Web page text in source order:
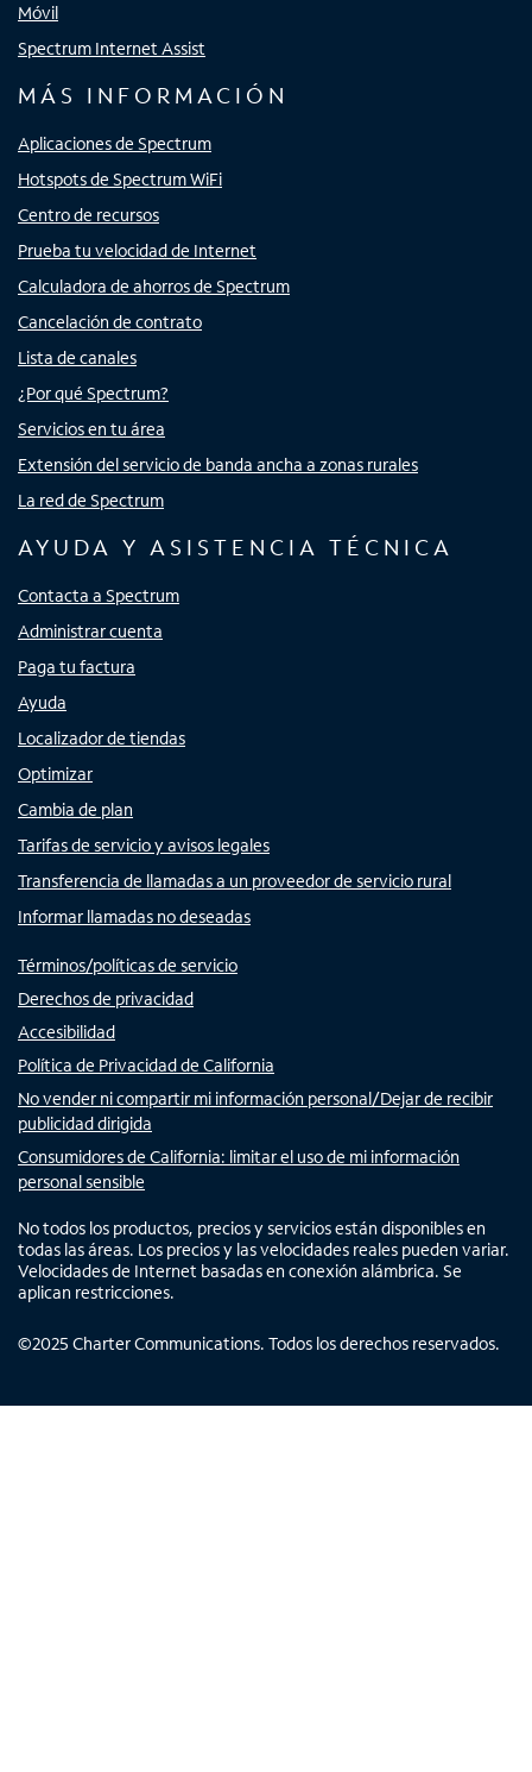
Móvil
Spectrum Internet Assist
MÁS INFORMACIÓN
Aplicaciones de Spectrum
Hotspots de Spectrum WiFi
Centro de recursos
Prueba tu velocidad de Internet
Calculadora de ahorros de Spectrum
Cancelación de contrato
Lista de canales
¿Por qué Spectrum?
Servicios en tu área
Extensión del servicio de banda ancha a zonas rurales
La red de Spectrum
AYUDA Y ASISTENCIA TÉCNICA
Contacta a Spectrum
Administrar cuenta
Paga tu factura
Ayuda
Localizador de tiendas
Optimizar
Cambia de plan
Tarifas de servicio y avisos legales
Transferencia de llamadas a un proveedor de servicio rural
Informar llamadas no deseadas
Términos/políticas de servicio
Derechos de privacidad
Accesibilidad
Política de Privacidad de California
No vender ni compartir mi información personal/Dejar de recibir
publicidad dirigida
Consumidores de California: limitar el uso de mi información
personal sensible
No todos los productos, precios y servicios están disponibles en
todas las áreas. Los precios y las velocidades reales pueden variar.
Velocidades de Internet basadas en conexión alámbrica. Se
aplican restricciones.
©2025 Charter Communications. Todos los derechos reservados.